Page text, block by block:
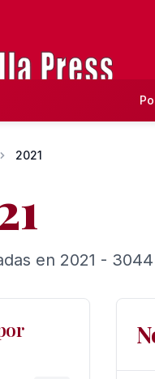
2021
en 2021 -